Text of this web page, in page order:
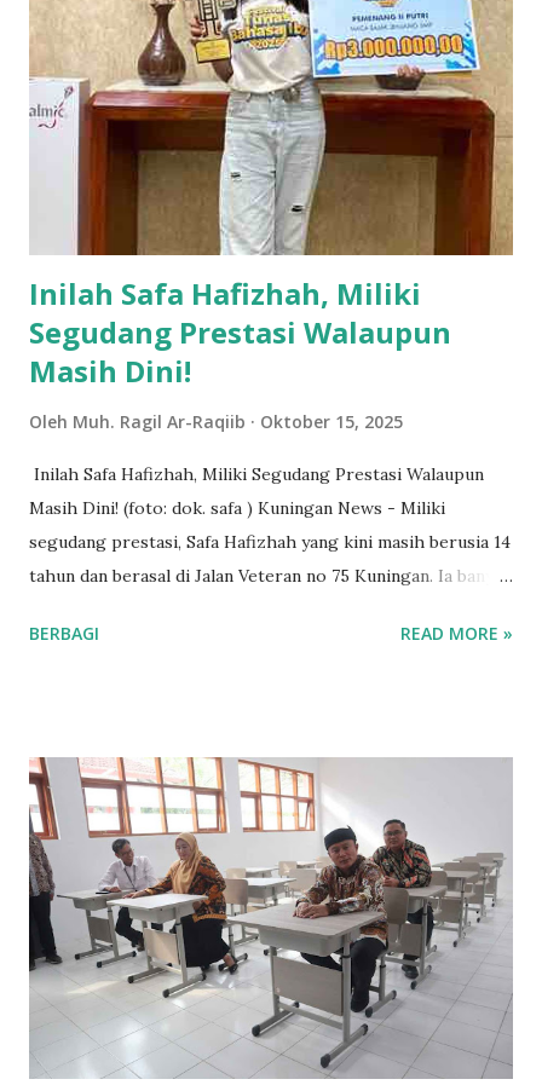
diperlukan untuk melakukan pemeliharaan dan perbaikan
jaringan listrik yang bertujuan meningkatkan kualitas
pelayanan kepada pelanggan. “Dalam rangka meningkatkan
kehadiran sistem kelistrikan dan pelayanan masyarakat akan
terjadi pemuai dengan listrik di beberapa wilayah,” tertulis
dalam pengumuman. Dalam keterangannya, PLN juga
mengingatkan kepada pelanggan yang menggunakan genset
agar memisahkan instalasi gen...
Inilah Safa Hafizhah, Miliki
Segudang Prestasi Walaupun
Masih Dini!
Oleh Muh. Ragil Ar-Raqiib Oktober 15, 2025
Inilah Safa Hafizhah, Miliki Segudang Prestasi Walaupun
Masih Dini! (foto: dok. safa ) Kuningan News - Miliki
segudang prestasi, Safa Hafizhah yang kini masih berusia 14
tahun dan berasal di Jalan Veteran no 75 Kuningan. Ia banyak
menuju kejuaraan yang gemilang. Safa, yang merupakan
bakat dan minatnya dan tak sedikit yang menjadi Juara. Ia
sangat menyukai membaca puisi, teater, mendongeng, serta
membaca sajak. Selain itu, Safa juga aktif dalam kegiatan
fisik seperti lari, renang, dan mendaki gunung. “Hobi-hobi
ini bukan hanya untuk mengisi waktu, tetapi juga sebagai
cara saya untuk mengekspresikan diri,” ungkapnya kala
diwawancara kuningannews.com pada Jum’at (10/10/2025).
Safa juga memiliki ketertarikan dalam bidang MC, biantara,
dan voice over. Dengan...
BERBAGI READ MORE »